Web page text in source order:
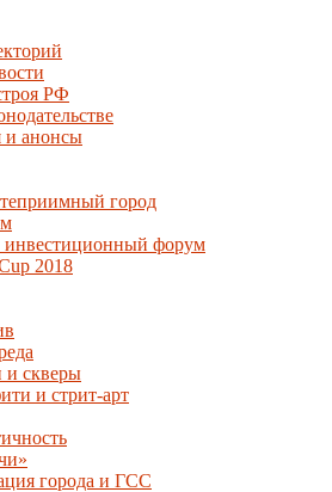
РФ
и анонсы
город
инвестиционный форум
2018
и скверы
и стрит-арт
города и ГСС